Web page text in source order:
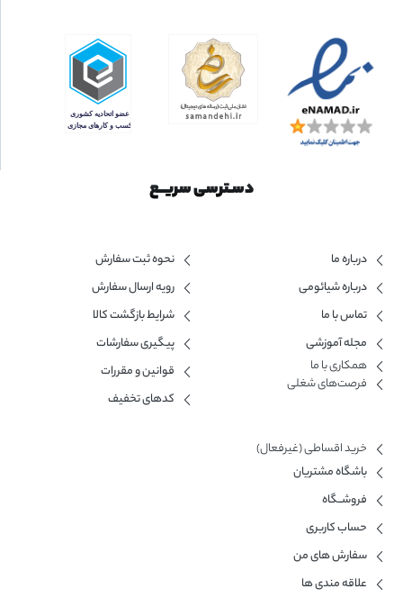
دسـترسی سریــع
درباره ما
درباره شیائومی
تماس با ما
مجله آموزشی
همکاری با ما​
فرصت‌های شغلی
نحوه ثبت سفارش
رویه ارسال سفارش
شرایط بازگشت کالا
پیگیری سفارشات
قوانین و مقررات
کدهای تخفیف
خرید اقساطی (غیرفعال)
باشگاه مشتریان
فروشــگاه
حساب کاربری
سفارش های من
علاقه مندی ها